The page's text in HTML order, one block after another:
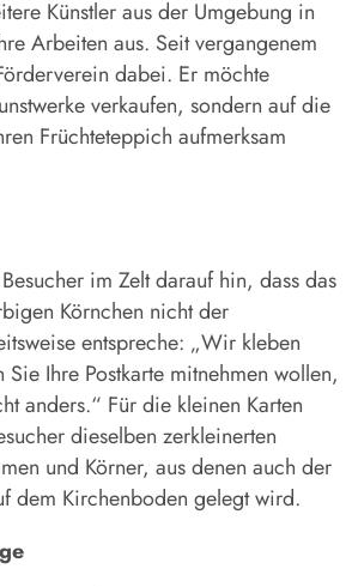
Künstler aus der Umgebung in
Arbeiten aus. Seit vergangenem
dabei. Er möchte
verkaufen, sondern auf die
Früchteteppich aufmerksam
im Zeltdarauf hin, dass das
Körnchen nicht der
entspreche: „Wir kleben
Ihre Postkarte mitnehmen wollen,
anders.“ Für die kleinen Karten
dieselben zerkleinerten
und Körner, aus denen auch der
dem Kirchenboden gelegt wird.